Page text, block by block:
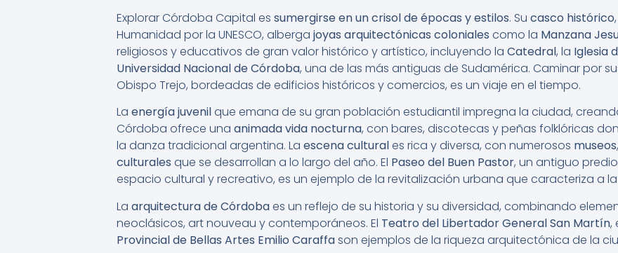
Explorar Córdoba Capital es sumergirse en un crisol de épocas y estilos. Su casco histórico
Humanidad por la UNESCO, alberga joyas arquitectónicas coloniales como la Manzana
religiosos y educativos de gran valor histórico y artístico, incluyendo la Catedral, la Iglesia
Universidad Nacional de Córdoba, una de las más antiguas de Sudamérica. Caminar por
Obispo Trejo, bordeadas de edificios históricos y comercios, es un viaje en el tiempo.
La energía juvenilque emana de su gran población estudiantil impregna la ciudad,
Córdoba ofrece una animada vida nocturna, con bares, discotecas y peñas folklóricas
la danza tradicional argentina. La escena culturales rica y diversa, con numerosos museos,
culturales que se desarrollan a lo largo del año. El Paseo del Buen Pastor, un antiguo
espacio cultural y recreativo, es un ejemplo de la revitalización urbana que caracteriza a
La arquitectura de Córdobaes un reflejo de su historia y su diversidad, combinando
neoclásicos, art nouveau y contemporáneos. El Teatro del Libertador General San Martín,
Provincial de Bellas Artes Emilio Caraffason ejemplos de la riqueza arquitectónica de la